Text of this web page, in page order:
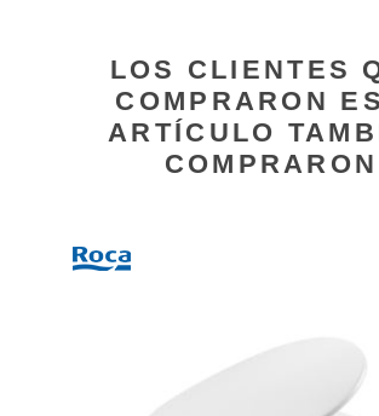
LOS CLIENTES
COMPRARON
ARTÍCULO
COMPRARON